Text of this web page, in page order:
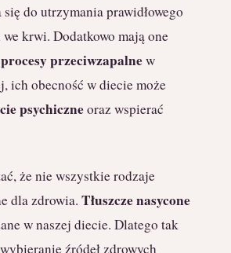
do utrzymania prawidłowego
krwi. Dodatkowo mają one
procesy przeciwzapalnew
ich obecność w diecie może
psychiczneoraz wspierać
że nie wszystkie rodzaje
dla zdrowia. Tłuszcze nasycone
w naszej diecie. Dlatego tak
źródeł zdrowych